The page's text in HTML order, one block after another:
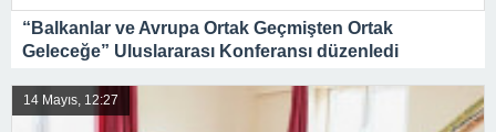
“Balkanlar ve Avrupa Ortak Geçmişten Ortak
Geleceğe” Uluslararası Konferansı düzenledi
14 Mayıs, 12:27